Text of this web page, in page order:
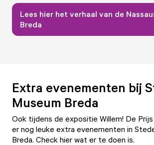
Lees hier het verhaal van de
Breda
Extra evenementen bij
Museum Breda
Ook tijdens de expositie Willem! De Prijs
er nog leuke extra evenementen in
Breda. Check hier wat er te doen is.